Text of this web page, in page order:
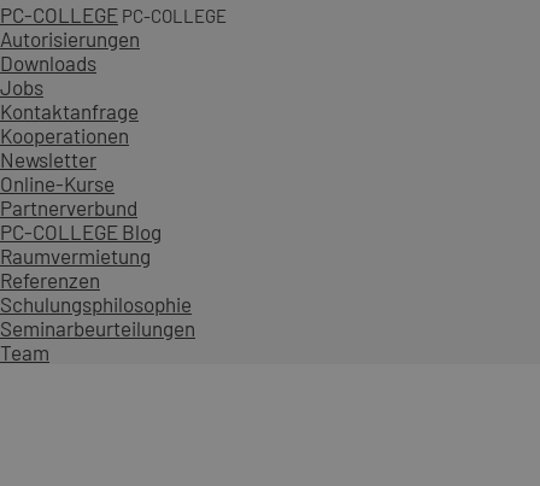
PC-COLLEGE PC-COLLEGE
Autorisierungen
Downloads
Jobs
Kontaktanfrage
Kooperationen
Newsletter
Online-Kurse
Partnerverbund
PC-COLLEGE Blog
Raumvermietung
Referenzen
Schulungsphilosophie
Seminarbeurteilungen
Team